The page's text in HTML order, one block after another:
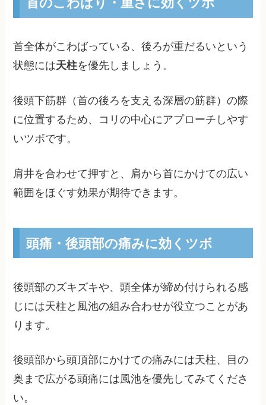
首全体がこわばっている、後ろが重だるいという
状態には天柱を優先しましょう。
後頭下筋群（首の後ろを支える深層の筋群）の際
に位置するため、コリの中心にアプローチしやす
いツボです。
肩井を合わせて押すと、肩から首にかけての広い
範囲をほぐす効果が期待できます。
頭痛・後頭部の痛みに効くツボ
後頭部のズキズキや、頭全体が締め付けられる感
じには天柱と風池の組み合わせが役立つことがあ
ります。
後頭部から頭頂部にかけての痛みには天柱、目の
奥まで広がる頭痛には風池を優先してみてくださ
い。